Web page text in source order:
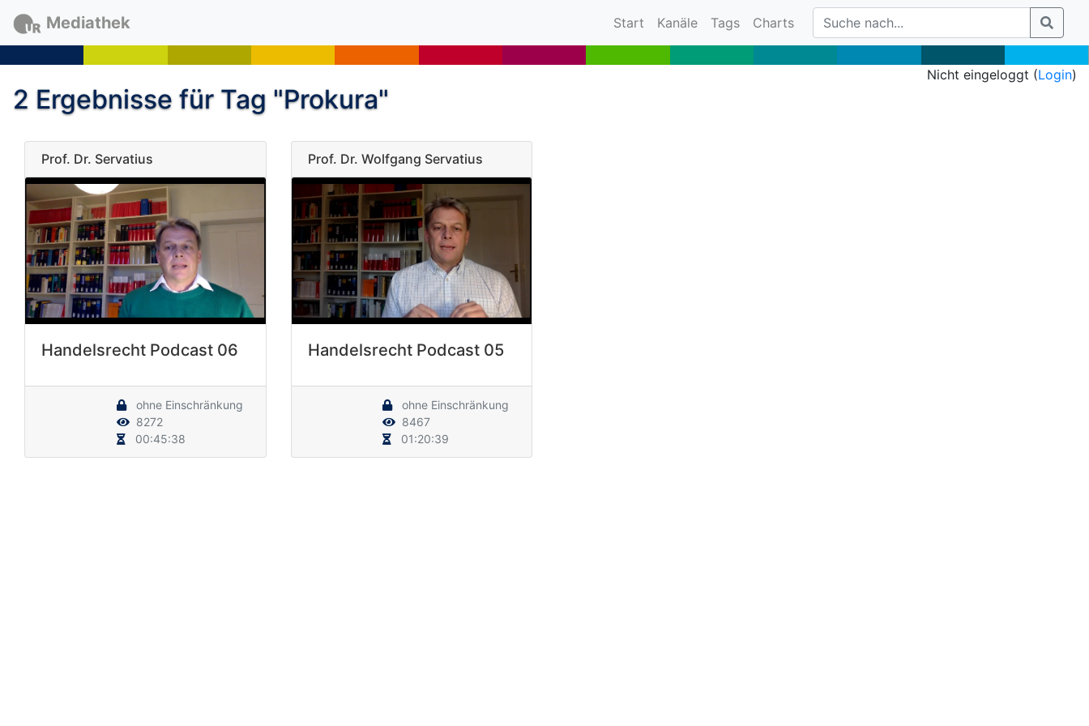
Mediathek Start (current)
Kanäle Tags Charts
Nicht eingeloggt (Login)
2 Ergebnisse für Tag "Prokura"
Prof. Dr. Servatius
Handelsrecht Podcast 06
ohne Einschränkung
8272
00:45:38
Prof. Dr. Wolfgang Servatius
Handelsrecht Podcast 05
ohne Einschränkung
8467
01:20:39